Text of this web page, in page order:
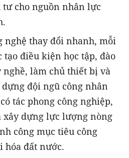
cho nguồn nhân lực
nghệ thay đổi nhanh, mỗi
tạo điều kiện học tập, đào
nghề, làm chủ thiết bị và
đội ngũ công nhân
tác phong công nghiệp,
xây dựng lực lượng nòng
công mục tiêu công
hóa đất nước.